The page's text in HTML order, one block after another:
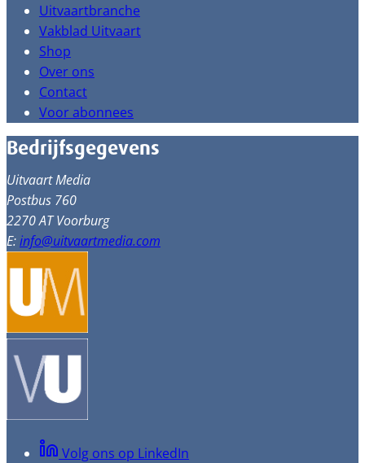
Uitvaartbranche
Vakblad Uitvaart
Shop
Over ons
Contact
Voor abonnees
Bedrijfsgegevens
Uitvaart Media
Postbus 760
2270 AT Voorburg
E:info@uitvaartmedia.com
Volg ons op LinkedIn